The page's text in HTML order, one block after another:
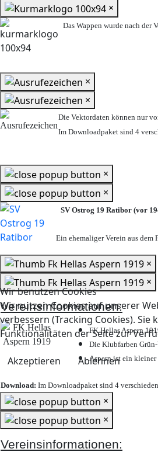
Wir benutzen Cookies
Wir nutzen Cookies auf unserer
verbessern (Tracking Cookies).
Funktionalitäten der Seite zur
Akzeptieren
Ablehnen
×
Das Wappen wurde nach der
×
×
Die Vektordaten können nur
Im Downloadpaket sind 4
×
×
SV Ostrog 19 Ratibor (vor
Ein ehemaliger Verein aus dem
×
×
Vereinsinformationen:
FK Hellas Aspern
Die Klubfarben
Aspern ist ein
Download: Im Downloadpaket sind 4
×
×
Vereinsinformationen: